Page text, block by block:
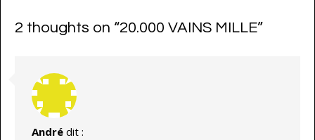
2 thoughts on “20.000 VAINS MILLE”
André dit :